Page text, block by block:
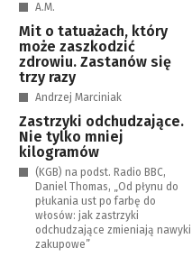
A.M.
Mit o tatuażach, który
może zaszkodzić
zdrowiu. Zastanów się
trzy razy
Andrzej Marciniak
Zastrzyki odchudzające.
Nie tylko mniej
kilogramów
(KGB) na podst. Radio BBC,
Daniel Thomas, „Od płynu do
płukania ust po farbę do
włosów: jak zastrzyki
odchudzające zmieniają nawyki
zakupowe”